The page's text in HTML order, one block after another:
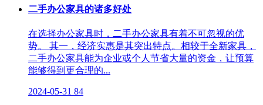
二手办公家具的诸多好处
在选择办公家具时，二手办公家具有着不可忽视的优
势。 其一，经济实惠是其突出特点。相较于全新家具，
二手办公家具能为企业或个人节省大量的资金，让预算
能够得到更合理的...
2024-05-31 84